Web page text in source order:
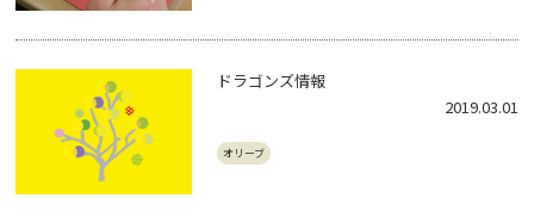
ドラゴンズ情報
2019.03.01
オリーブ